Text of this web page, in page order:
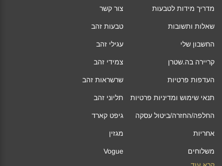
מדריך מידות לטבעות
שאלות ותשובות
החשבון שלי
קריירה בה.שטרן
העדפות פרטיות
תנאי שימוש ומדיניות פרטיות
החלפה/החזרה/ביטול עסקה
אחריות
משלוחים
צור קשר
טבעות זהב
עגילי זהב
צמידי זהב
שרשראות זהב
תליוני זהב
גיפט קארד
מגזין
Vogue